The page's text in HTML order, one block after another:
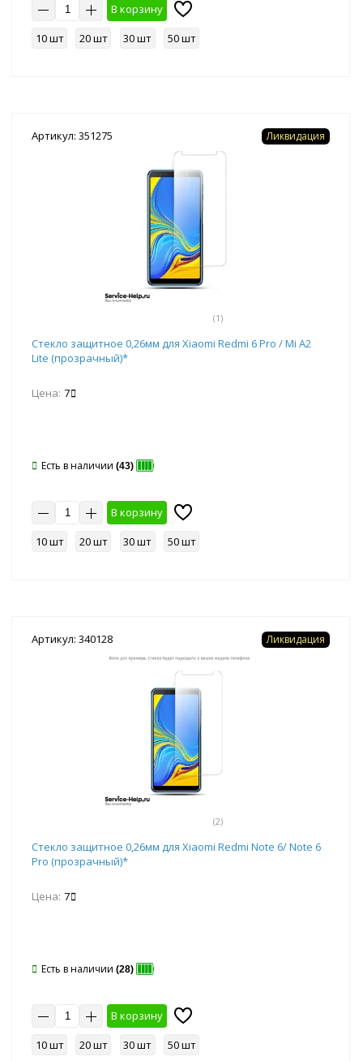
В корзину
10 шт
20 шт 30 шт 50 шт
Артикул: 351275
(1)
Ликвидация
Стекло защитное 0,26мм для Xiaomi Redmi 6 Pro / Mi A2
Lite (прозрачный)*
Цена: 7
Есть в наличии (43)
В корзину
10 шт
20 шт 30 шт 50 шт
Артикул: 340128
(2)
Ликвидация
Стекло защитное 0,26мм для Xiaomi Redmi Note 6/ Note 6
Pro (прозрачный)*
Цена: 7
Есть в наличии (28)
В корзину
10 шт
20 шт 30 шт 50 шт